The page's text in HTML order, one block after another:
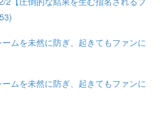
ムを未然に防ぎ、起きてもファンに
ムを未然に防ぎ、起きてもファンに